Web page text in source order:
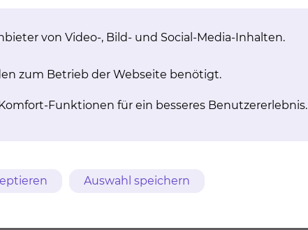
von Video-, Bild- und Social-Media-Inhalten.
zum Betrieb der Webseite benötigt.
Funktionen für ein besseres Benutzererlebnis.
Auswahl speichern